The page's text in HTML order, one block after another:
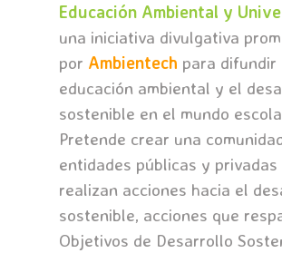
Educación Ambiental y
una iniciativa divulgativa
por Ambientech para difundir
educación ambiental y el
sostenible en el mundo
Pretende crear una
entidades públicas y privadas
realizan acciones hacia el
sostenible, acciones que
Objetivos de Desarrollo